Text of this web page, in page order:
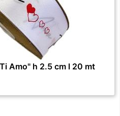
Amo" h 2.5 cm l 20 mt